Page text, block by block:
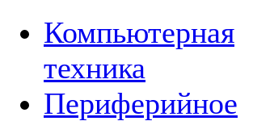
Компьютерная
техника
Периферийное